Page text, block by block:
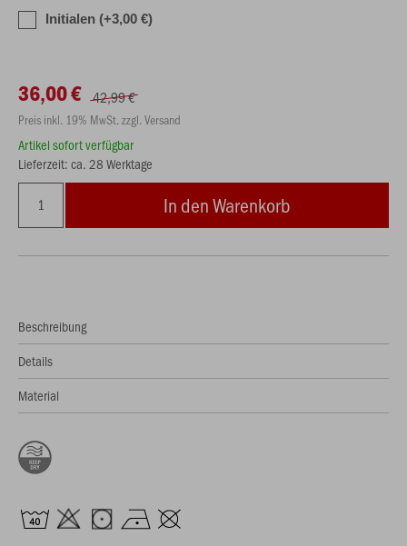
Initialen (+3,00 €)
36,00 € 42,99 €
Preis inkl. 19% MwSt. zzgl. Versand
Artikel sofort verfügbar
Lieferzeit: ca. 28 Werktage
In den Warenkorb
Beschreibung
Details
Material